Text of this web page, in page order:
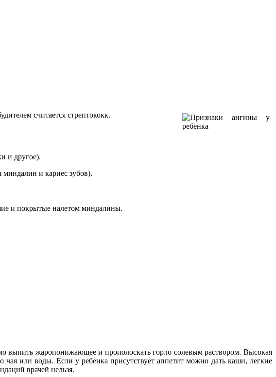
считается стрептококк.
и другое).
и кариес зубов).
и покрытые налетом миндалины.
выпить жаропонижающее и прополоскать горло солевым раствором. Высокая
чая или воды. Если у ребенка присутствует аппетит можно дать каши, легкие
врачей нельзя.